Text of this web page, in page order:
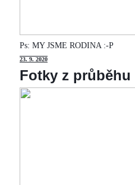
Ps: MY JSME RODINA :-P
23. 9. 2020
Fotky z